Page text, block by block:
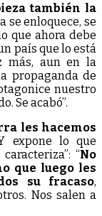
también la
se enloquece, se
que ahora debe
país que lo está
más, aun en la
propaganda de
nuestro
Se acabó”.
les hacemos
expone lo que
“No
que luego les
su fracaso,
Nos salen a